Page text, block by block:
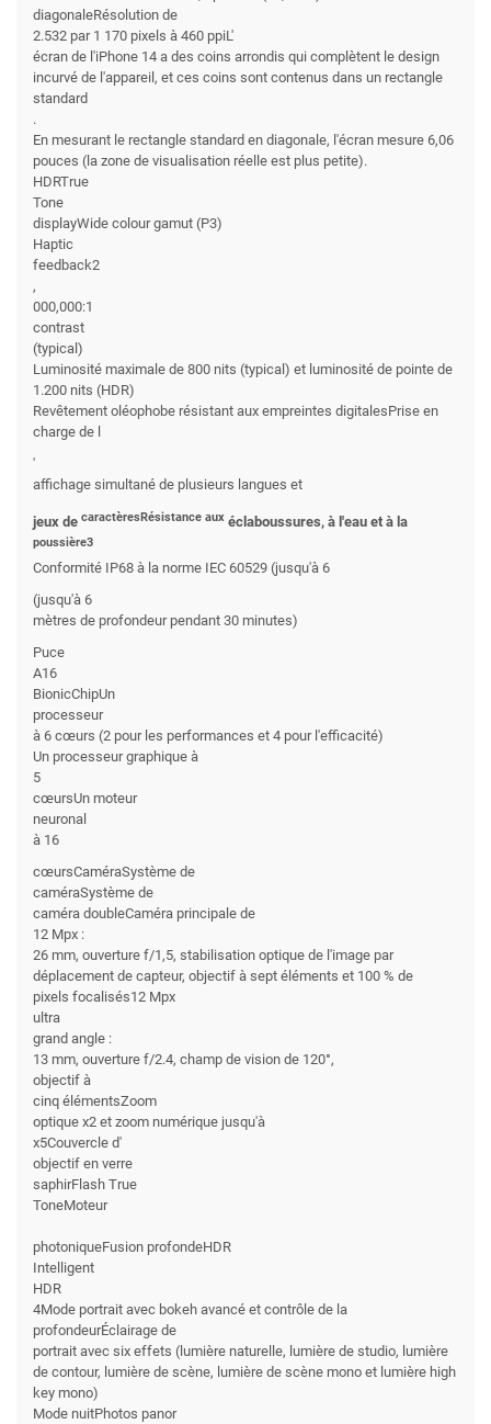
diagonaleRésolution de
2.532 par 1 170 pixels à 460 ppiL'
écran de l'iPhone 14 a des coins arrondis qui complètent le design
incurvé de l'appareil, et ces coins sont contenus dans un rectangle
standard
.
En mesurant le rectangle standard en diagonale, l'écran mesure 6,06
pouces (la zone de visualisation réelle est plus petite).
HDRTrue
Tone
displayWide colour gamut (P3)
Haptic
feedback2
,
000,000:1
contrast
(typical)
Luminosité maximale de 800 nits (typical) et luminosité de pointe de
1.200 nits (HDR)
Revêtement oléophobe résistant aux empreintes digitalesPrise en
charge de l
'
affichage simultané de plusieurs langues et
jeux de caractèresRésistance aux éclaboussures, à l'eau et à la
poussière3
Conformité IP68 à la norme IEC 60529 (jusqu'à 6
(jusqu'à 6
mètres de profondeur pendant 30 minutes)
Puce
A16
BionicChipUn
processeur
à 6 cœurs (2 pour les performances et 4 pour l'efficacité)
Un processeur graphique à
5
cœursUn moteur
neuronal
à 16
cœursCaméraSystème de
caméraSystème de
caméra doubleCaméra principale de
12 Mpx :
26 mm, ouverture f/1,5, stabilisation optique de l'image par
déplacement de capteur, objectif à sept éléments et 100 % de
pixels focalisés12 Mpx
ultra
grand angle :
13 mm, ouverture f/2.4, champ de vision de 120°,
objectif à
cinq élémentsZoom
optique x2 et zoom numérique jusqu'à
x5Couvercle d'
objectif en verre
saphirFlash True
ToneMoteur
photoniqueFusion profondeHDR
Intelligent
HDR
4Mode portrait avec bokeh avancé et contrôle de la
profondeurÉclairage de
portrait avec six effets (lumière naturelle, lumière de studio, lumière
de contour, lumière de scène, lumière de scène mono et lumière high
key mono)
Mode nuitPhotos panor